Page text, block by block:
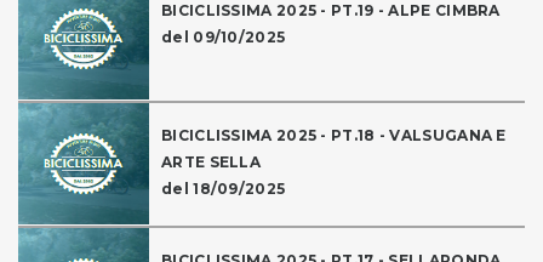
BICICLISSIMA 2025 - PT.19 - ALPE CIMBRA
del 09/10/2025
BICICLISSIMA 2025 - PT.18 - VALSUGANA E
ARTE SELLA
del 18/09/2025